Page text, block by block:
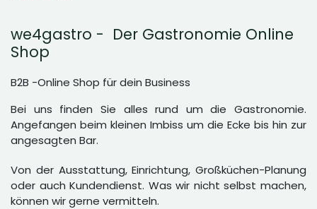
we4gastro - Der Gastronomie Online
Shop
B2B -Online Shop für dein Business
Bei uns finden Sie alles rund um die Gastronomie.
Angefangen beim kleinen Imbiss um die Ecke bis hin zur
angesagten Bar.
Von der Ausstattung, Einrichtung, Großküchen-Planung
oder auch Kundendienst. Was wir nicht selbst machen,
können wir gerne vermitteln.